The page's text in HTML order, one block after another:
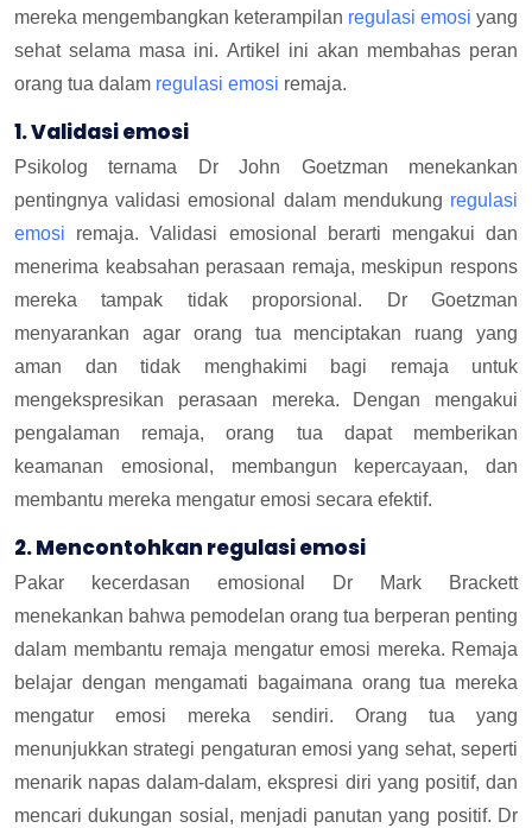
mereka mengembangkan keterampilan regulasi emosi yang
sehat selama masa ini. Artikel ini akan membahas peran
orang tua dalam regulasi emosi remaja.
1. Validasi emosi
Psikolog ternama Dr John Goetzman menekankan
pentingnya validasi emosional dalam mendukung regulasi
emosi remaja. Validasi emosional berarti mengakui dan
menerima keabsahan perasaan remaja, meskipun respons
mereka tampak tidak proporsional. Dr Goetzman
menyarankan agar orang tua menciptakan ruang yang
aman dan tidak menghakimi bagi remaja untuk
mengekspresikan perasaan mereka. Dengan mengakui
pengalaman remaja, orang tua dapat memberikan
keamanan emosional, membangun kepercayaan, dan
membantu mereka mengatur emosi secara efektif.
2. Mencontohkan regulasi emosi
Pakar kecerdasan emosional Dr Mark Brackett
menekankan bahwa pemodelan orang tua berperan penting
dalam membantu remaja mengatur emosi mereka. Remaja
belajar dengan mengamati bagaimana orang tua mereka
mengatur emosi mereka sendiri. Orang tua yang
menunjukkan strategi pengaturan emosi yang sehat, seperti
menarik napas dalam-dalam, ekspresi diri yang positif, dan
mencari dukungan sosial, menjadi panutan yang positif. Dr